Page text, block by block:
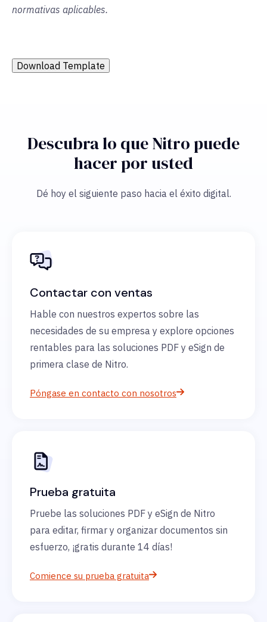
normativas aplicables.
Download Template
Descubra lo que Nitro puede
hacer por usted
Dé hoy el siguiente paso hacia el éxito digital.
Contactar con ventas
Hable con nuestros expertos sobre las
necesidades de su empresa y explore opciones
rentables para las soluciones PDF y eSign de
primera clase de Nitro.
Póngase en contacto con nosotros
Prueba gratuita
Pruebe las soluciones PDF y eSign de Nitro
para editar, firmar y organizar documentos sin
esfuerzo, ¡gratis durante 14 días!
Comience su prueba gratuita